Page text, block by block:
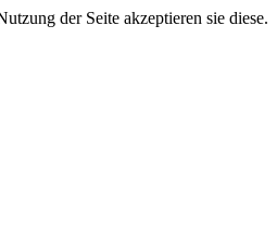
der Seite akzeptieren sie diese.